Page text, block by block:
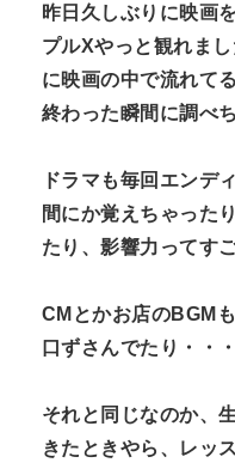
昨日久しぶりに映画
プルXやっと観れま
に映画の中で流れて
終わった瞬間に調べ
ドラマも毎回エンデ
間にか覚えちゃった
たり、影響力ってす
CMとかお店のBGM
口ずさんでたり・・・
それと同じなのか、
きたときやら、レッ